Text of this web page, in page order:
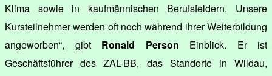
Klima sowie in kaufmännischen Berufsfeldern. Unsere
Kursteilnehmer werden oft noch während ihrer Weiterbildung
angeworben“, gibt Ronald Person Einblick. Er ist
Geschäftsführer des ZAL-BB, das Standorte in Wildau,